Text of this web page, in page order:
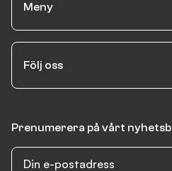
Prenumerera på vårt
Meny
Följ oss